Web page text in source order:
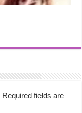
Required fields are